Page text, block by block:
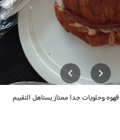
وحلويات جدا ممتاز يستاهل التقييم